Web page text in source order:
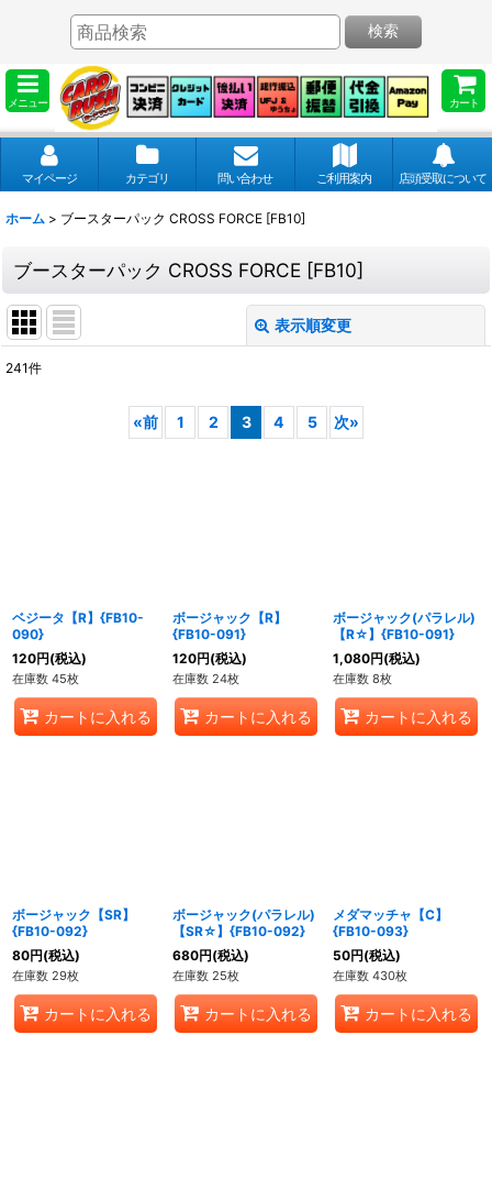
メニュー カート
検索
マイページ カテゴリ 問い合わせ ご利用案内 店頭受取について
ホーム > ブースターパック CROSS FORCE [FB10]
ブースターパック CROSS FORCE [FB10]
表示順変更
241件
«前 1 2 3 4 5 次»
ベジータ【R】{FB10-
090}
120円(税込)
在庫数 45枚
カートに入れる
ボージャック【R】
{FB10-091}
120円(税込)
在庫数 24枚
カートに入れる
ボージャック(パラレル)
【R☆】{FB10-091}
1,080円(税込)
在庫数 8枚
カートに入れる
ボージャック【SR】
{FB10-092}
80円(税込)
在庫数 29枚
カートに入れる
ボージャック(パラレル)
【SR☆】{FB10-092}
680円(税込)
在庫数 25枚
カートに入れる
メダマッチャ【C】
{FB10-093}
50円(税込)
在庫数 430枚
カートに入れる